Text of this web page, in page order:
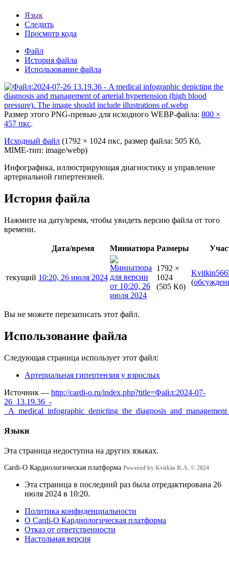
Язык
Следить
Просмотр кода
Файл
История файла
Использование файла
Размер этого PNG-превью для исходного WEBP-файла: 800 ×
457 пкс.
Исходный файл (1792 × 1024 пкс, размер файла: 505 Кб,
MIME-тип: image/webp)
Инфографика, иллюстрирующая диагностику и управление
артериальной гипертензией.
История файла
Нажмите на дату/время, чтобы увидеть версию файла от того
времени.
Дата/время Миниатюра Размеры
текущий 10:20, 26 июля 2024
1792 ×
1024
(505 Кб)
(
Вы не можете перезаписать этот файл.
Использование файла
Следующая страница использует этот файл:
Артериальная гипертензия у взрослых
Источник — http://cardi-o.ru/index.php?title=Файл:2024-07-
26_13.19.36_-
Языки
Эта страница недоступна на других языках.
Cardi-О Кардиологическая платформа Powered by Kvitkin R.A. © 2024
Эта страница в последний раз была отредактирована 26
июля 2024 в 10:20.
Политика конфиденциальности
О Cardi-О Кардиологическая платформа
Отказ от ответственности
Настольная версия